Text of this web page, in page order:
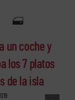
un coche y
los 7 platos
de la isla